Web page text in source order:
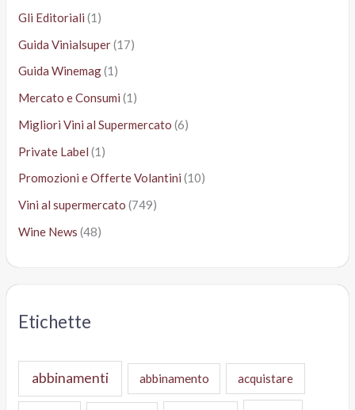
Gli Editoriali (1)
Guida Vinialsuper(17)
Guida Winemag(1)
Mercato e Consumi (1)
Migliori Vini al Supermercato (6)
Private Label (1)
Promozioni e Offerte Volantini (10)
Vini al supermercato (749)
Wine News (48)
Etichette
abbinamenti abbinamento acquistare